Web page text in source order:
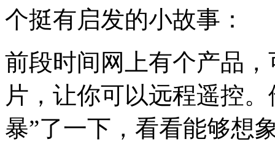
个挺有启发的小故事：
前段时间网上有个产品
片，让你可以远程遥控
暴”了一下，看看能够想